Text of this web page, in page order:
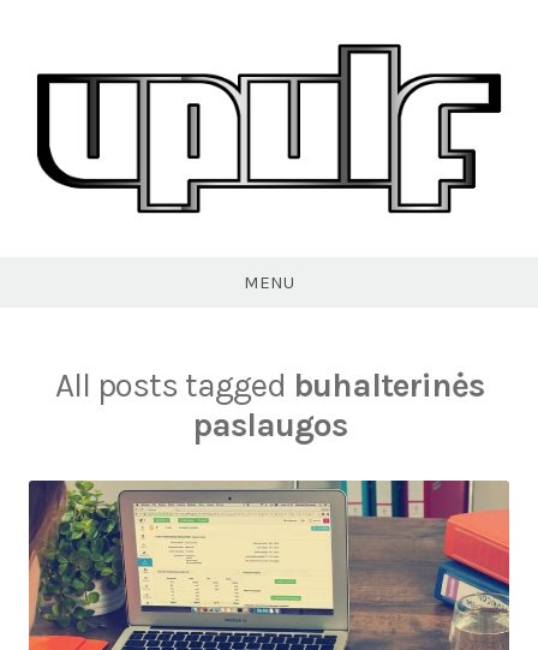
content
MENU
All posts tagged buhalterinės
paslaugos